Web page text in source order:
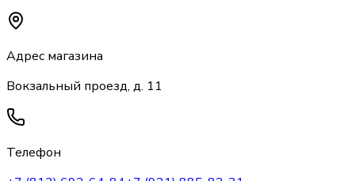
Адрес магазина
Вокзальный проезд, д. 11
Телефон